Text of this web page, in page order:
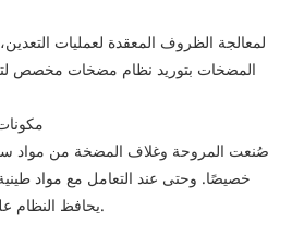
لمعالجة الظروف المعقدة لعمليات
المضخات بتوريد نظام مضخات مخصص
صُنعت المروحة وغلاف المضخة من مواد
خصيصًا. وحتى عند التعامل مع مواد
يحافظ النظام على معدل تآكل منخفض للغاية.